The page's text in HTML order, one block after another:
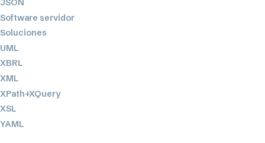
JSON
Software servidor
Soluciones
UML
XBRL
XML
XPath+XQuery
XSL
YAML